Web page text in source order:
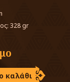
328 gr
καλάθι